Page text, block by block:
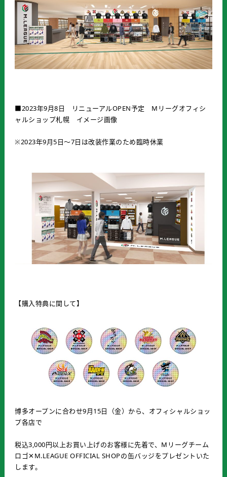
■2023年9月8日 リニューアルOPEN予定 Mリーグオフィシ
ャルショップ札幌 イメージ画像
※2023年9月5日～7日は改装作業のため臨時休業
【購入特典に関して】
博多オープンに合わせ9月15日（金）から、オフィシャルショッ
プ各店で
税込3,000円以上お買い上げのお客様に先着で、Mリーグチーム
ロゴ✕M.LEAGUE OFFICIAL SHOPの缶バッジをプレゼントいた
します。